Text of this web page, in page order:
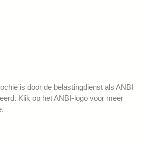
is door de belastingdienst als ANBI
Klik op het ANBI-logo voor meer